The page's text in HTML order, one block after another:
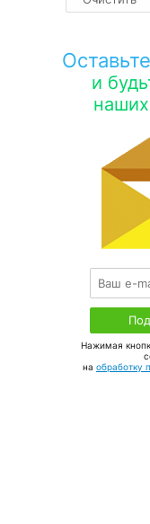
и
Нажимая
на обработку